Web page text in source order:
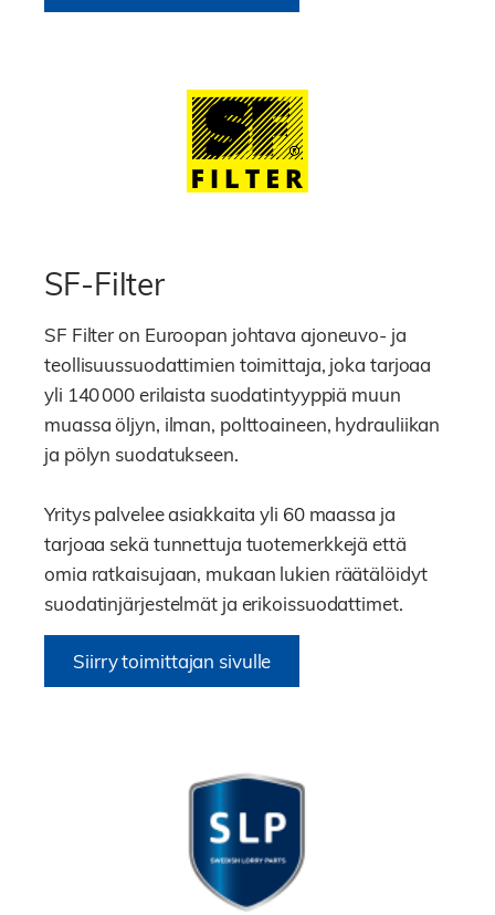
SF-Filter
SF Filter on Euroopan johtava ajoneuvo- ja
teollisuussuodattimien toimittaja, joka tarjoaa
yli 140 000 erilaista suodatintyyppiä muun
muassa öljyn, ilman, polttoaineen, hydrauliikan
ja pölyn suodatukseen.
Yritys palvelee asiakkaita yli 60 maassa ja
tarjoaa sekä tunnettuja tuotemerkkejä että
omia ratkaisujaan, mukaan lukien räätälöidyt
suodatinjärjestelmät ja erikoissuodattimet.
Siirry toimittajan sivulle